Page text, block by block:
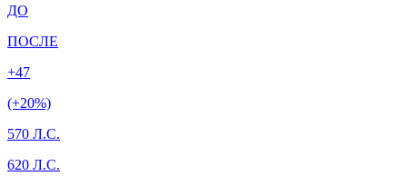
ДО
ПОСЛЕ
+47
(+20%)
570 Л.С.
620 Л.С.